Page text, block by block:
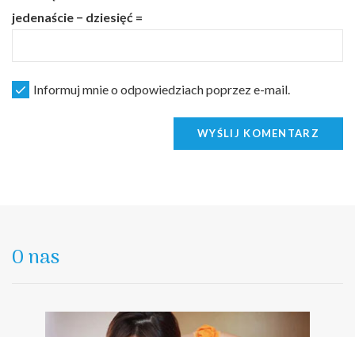
jedenaście − dziesięć =
Informuj mnie o odpowiedziach poprzez e-mail.
WYŚLIJ KOMENTARZ
O nas